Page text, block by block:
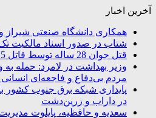
آخرین اخبار
همکاری دانشگاه صنعتی شیراز و
شتاب در صدور اسناد مالکیت
قتل جوان 28 ساله توسط قاتل 15 ساله در کازرون
وزیر بهداشت در لامرد: حمله به
مردم بی‌دفاع و فاجعه‌ای
پایداری شبکه برق جنوب کشور
در داراب و زرین‌دشت
سعدیه و حافظیه، پایلوت